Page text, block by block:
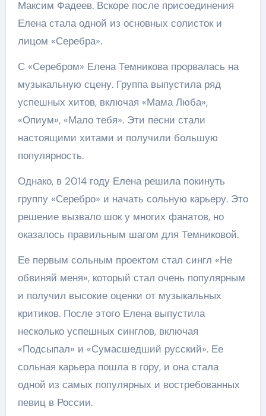
Максим Фадеев. Вскоре после присоединения
Елена стала одной из основных солисток и
лицом «Серебра».
С «Серебром» Елена Темникова прорвалась на
музыкальную сцену. Группа выпустила ряд
успешных хитов, включая «Мама Люба»,
«Опиум», «Мало тебя». Эти песни стали
настоящими хитами и получили большую
популярность.
Однако, в 2014 году Елена решила покинуть
группу «Серебро» и начать сольную карьеру. Это
решение вызвало шок у многих фанатов, но
оказалось правильным шагом для Темниковой.
Ее первым сольным проектом стал сингл «Не
обвиняй меня», который стал очень популярным
и получил высокие оценки от музыкальных
критиков. После этого Елена выпустила
несколько успешных синглов, включая
«Подсыпал» и «Сумасшедший русский». Ее
сольная карьера пошла в гору, и она стала
одной из самых популярных и востребованных
певиц в России.